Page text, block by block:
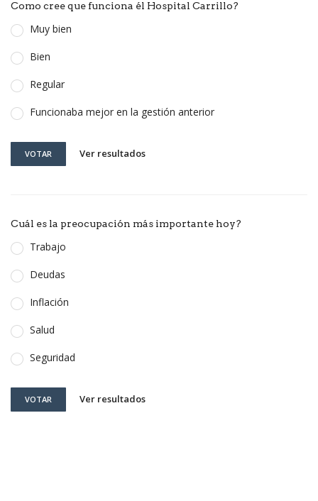
Como cree que funciona él Hospital Carrillo?
Muy bien
Bien
Regular
Funcionaba mejor en la gestión anterior
VOTAR Ver resultados
Cuál es la preocupación más importante hoy?
Trabajo
Deudas
Inflación
Salud
Seguridad
VOTAR Ver resultados